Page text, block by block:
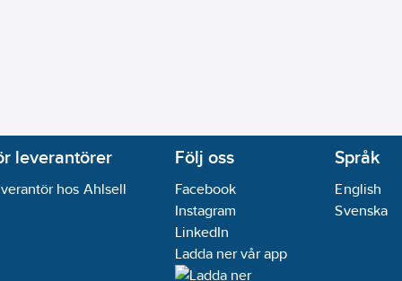
leverantörer
hos Ahlsell
Följ oss
Facebook
Instagram
LinkedIn
Ladda ner vår app
Språk
English
Svenska